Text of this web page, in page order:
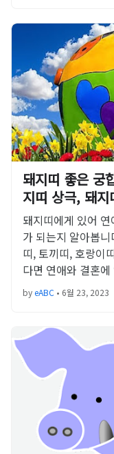
돼지띠 좋은 궁
지띠 상극, 돼
돼지띠에게 있어
가 되는지 알아봅
띠, 토끼띠, 호랑이
다면 연애와 결혼
byeABC • 6월 23, 2023